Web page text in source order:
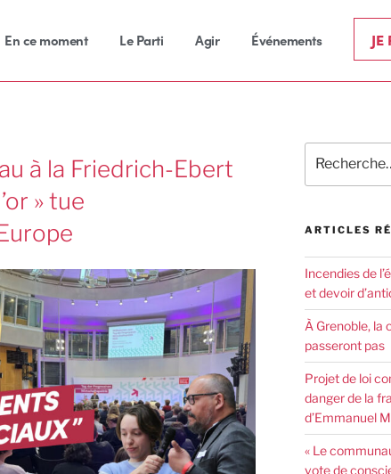
En ce moment Le Parti Agir Événements JE
à la Friedrich-Ebert
» tue
ARTICLES
Incendies de
et devoir
À Grenoble, la
passeront pas
Projet de loi
danger de la
d’Emmanuel
« Le
vote de